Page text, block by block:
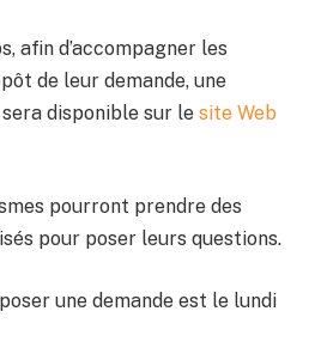
afin d’accompagner les
de leur demande, une
disponible sur le site Web
pourront prendre des
pour poser leurs questions.
une demande est le lundi